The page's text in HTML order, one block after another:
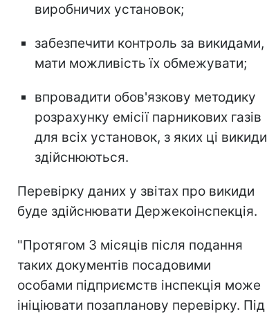
виробничих установок;
забезпечити контроль за викидами,
мати можливість їх обмежувати;
впровадити обов'язкову методику
розрахунку емісії парникових газів
для всіх установок, з яких ці викиди
здійснюються.
Перевірку даних у звітах про викиди
буде здійснювати Держекоінспекція.
"Протягом 3 місяців після подання
таких документів посадовими
особами підприємств інспекція може
ініціювати позапланову перевірку. Під